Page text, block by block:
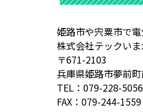
姫路市や宍粟市で
株式会社テックい
〒671-2103
兵庫県姫路市夢前
TEL：079-228-
FAX：079-244-1559